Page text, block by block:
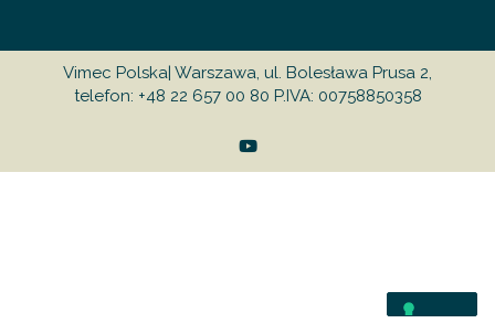
Vimec Polska| Warszawa, ul. Bolesława Prusa 2,
telefon: +48 22 657 00 80 P.IVA: 00758850358
Y
o
u